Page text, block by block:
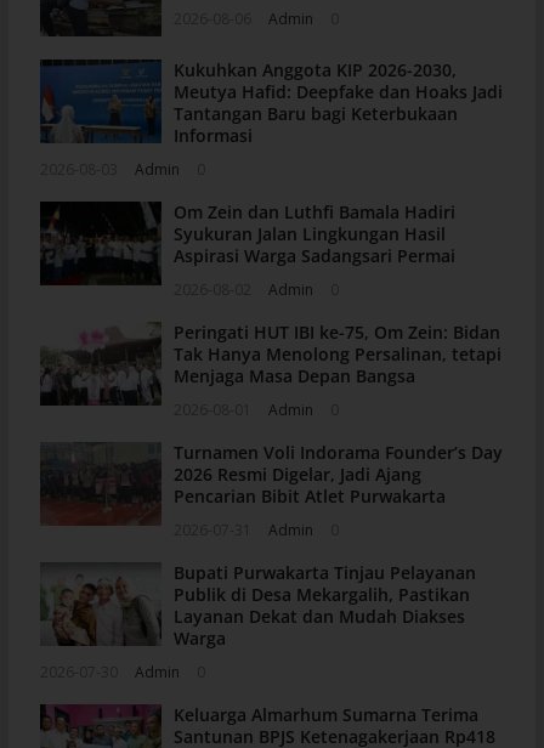
Admin
Kukuhkan Anggota KIP 2026-2030,
Meutya Hafid: Deepfake dan Hoaks Jadi
Tantangan Baru bagi Keterbukaan
Informasi
Admin
Om Zein dan Luthfi Bamala Hadiri
Syukuran Jalan Lingkungan Hasil
Aspirasi Warga Sadangsari Permai
Admin
Peringati HUT IBI ke-75, Om Zein: Bidan
Tak Hanya Menolong Persalinan, tetapi
Menjaga Masa Depan Bangsa
Admin
Turnamen Voli Indorama Founder’s Day
2026 Resmi Digelar, Jadi Ajang
Pencarian Bibit Atlet Purwakarta
Admin
Bupati Purwakarta Tinjau Pelayanan
Publik di Desa Mekargalih, Pastikan
Layanan Dekat dan Mudah Diakses
Warga
Admin
Keluarga Almarhum Sumarna Terima
Santunan BPJS Ketenagakerjaan Rp418